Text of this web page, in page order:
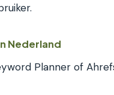
Nederland
Planner of